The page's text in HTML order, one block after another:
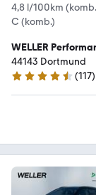
4,8 l/100km
C (komb.)
WELLER
44143 Dortmund
4.6 Sterne
(117)